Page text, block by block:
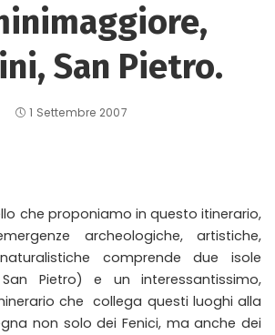
San Pietro.
1 Settembre 2007
che proponiamo in questo itinerario,
archeologiche, artistiche,
comprende due isole
Pietro) e un interessantissimo,
che collega questi luoghi alla
non solo dei Fenici, ma anche dei